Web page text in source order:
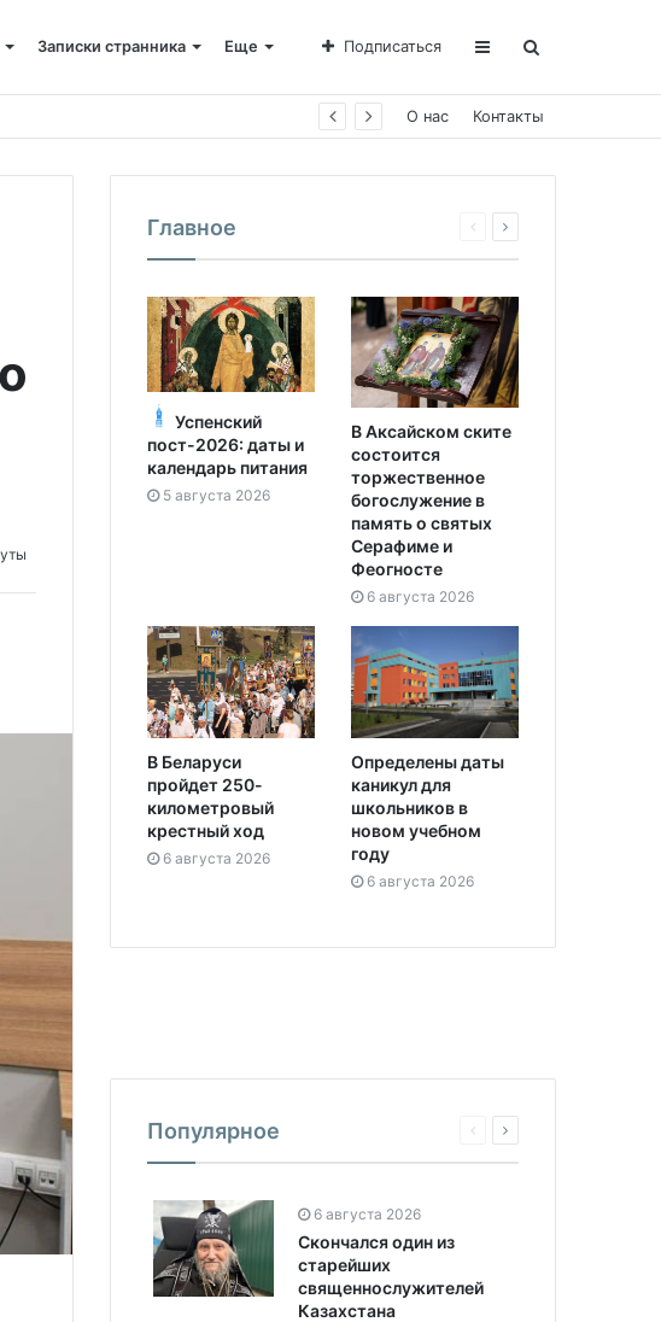
Записки странника Еще Подписаться
О нас Контакты
Главное
Успенский
пост-2026: даты и
календарь питания
5 августа 2026
В Аксайском ските
состоится
торжественное
богослужение в
память о святых
Серафиме и
Феогносте
6 августа 2026
В Беларуси
пройдет 250-
километровый
крестный ход
6 августа 2026
Определены даты
каникул для
школьников в
новом учебном
году
6 августа 2026
Популярное
6 августа 2026
Скончался один из
старейших
священнослужителей
Казахстана